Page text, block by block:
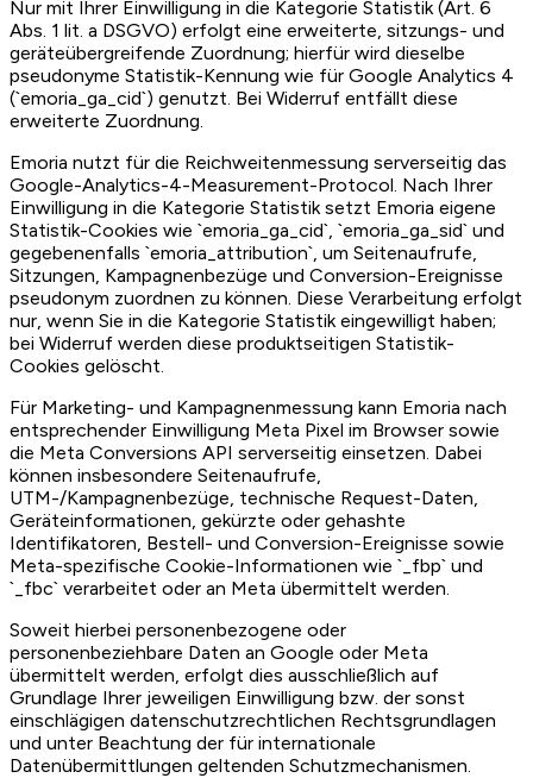
Nur mit Ihrer Einwilligung in die Kategorie Statistik (Art. 6
Abs. 1 lit. a DSGVO) erfolgt eine erweiterte, sitzungs- und
geräteübergreifende Zuordnung; hierfür wird dieselbe
pseudonyme Statistik-Kennung wie für Google Analytics 4
(`emoria_ga_cid`) genutzt. Bei Widerruf entfällt diese
erweiterte Zuordnung.
Emoria nutzt für die Reichweitenmessung serverseitig das
Google-Analytics-4-Measurement-Protocol. Nach Ihrer
Einwilligung in die Kategorie Statistik setzt Emoria eigene
Statistik-Cookies wie `emoria_ga_cid`, `emoria_ga_sid` und
gegebenenfalls `emoria_attribution`, um Seitenaufrufe,
Sitzungen, Kampagnenbezüge und Conversion-Ereignisse
pseudonym zuordnen zu können. Diese Verarbeitung erfolgt
nur, wenn Sie in die Kategorie Statistik eingewilligt haben;
bei Widerruf werden diese produktseitigen Statistik-
Cookies gelöscht.
Für Marketing- und Kampagnenmessung kann Emoria nach
entsprechender Einwilligung Meta Pixel im Browser sowie
die Meta Conversions API serverseitig einsetzen. Dabei
können insbesondere Seitenaufrufe,
UTM-/Kampagnenbezüge, technische Request-Daten,
Geräteinformationen, gekürzte oder gehashte
Identifikatoren, Bestell- und Conversion-Ereignisse sowie
Meta-spezifische Cookie-Informationen wie `_fbp` und
`_fbc` verarbeitet oder an Meta übermittelt werden.
Soweit hierbei personenbezogene oder
personenbeziehbare Daten an Google oder Meta
übermittelt werden, erfolgt dies ausschließlich auf
Grundlage Ihrer jeweiligen Einwilligung bzw. der sonst
einschlägigen datenschutzrechtlichen Rechtsgrundlagen
und unter Beachtung der für internationale
Datenübermittlungen geltenden Schutzmechanismen.